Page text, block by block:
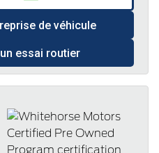
de véhicule
essai routier